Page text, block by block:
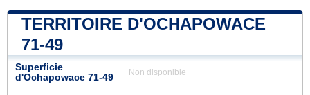
TERRITOIRE D'OCHAPOWACE
71-49
Superficie
d'Ochapowace 71-49
Non disponible